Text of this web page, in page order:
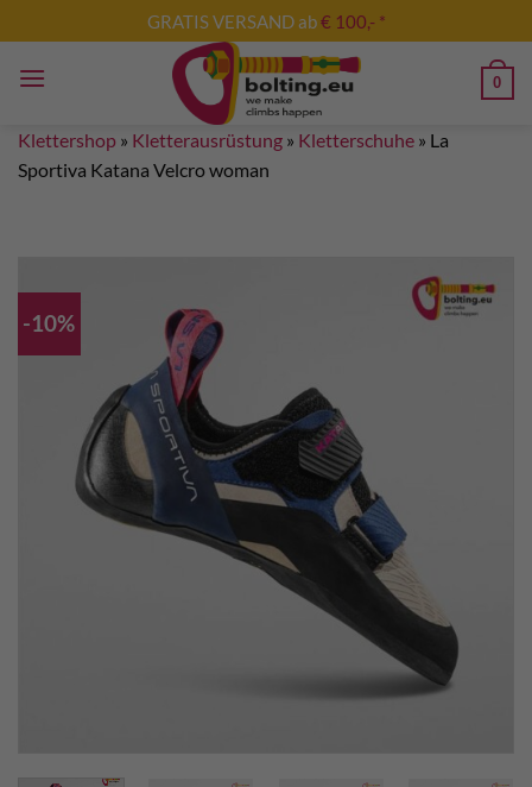
Inhalt
springen
GRATIS VERSAND ab€ 100,- *
0
Klettershop » Kletterausrüstung » Kletterschuhe » La
Sportiva Katana Velcro woman
-10%